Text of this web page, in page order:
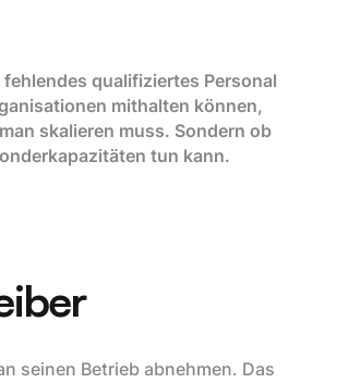
qualifiziertes Personal
mithalten können,
skalieren muss. Sondern ob
tun kann.
seinen Betrieb abnehmen. Das